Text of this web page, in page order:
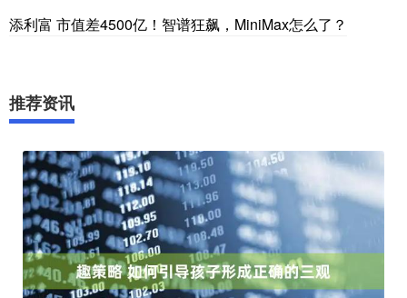
添利富 市值差4500亿！智谱狂飙，MiniMax怎么了？
推荐资讯